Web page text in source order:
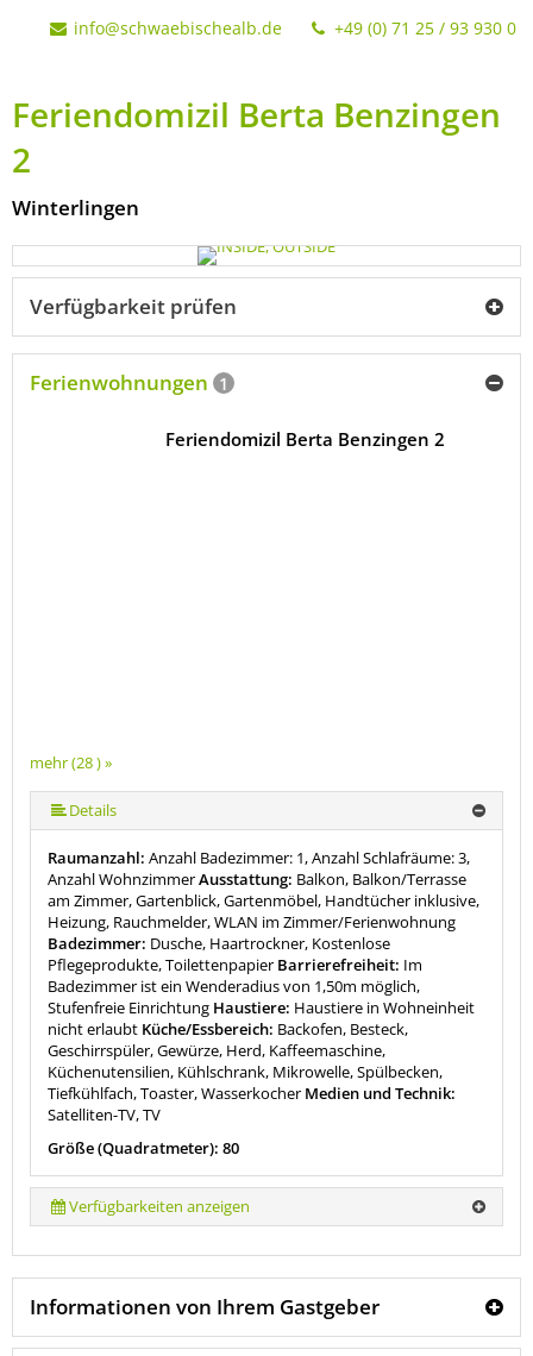
info@schwaebischealb.de +49 (0) 71 25 / 93 930 0
Feriendomizil Berta Benzingen
2
Winterlingen
Verfügbarkeit prüfen
Ferienwohnungen 1
mehr (28 ) »
mehr (28 ) »
mehr (28 ) »
mehr (28 ) »
mehr (28 ) »
mehr (28 ) »
mehr (28 ) »
mehr (28 ) »
mehr (28 ) »
mehr (28 ) »
mehr (28 ) »
mehr (28 ) »
mehr (28 ) »
mehr (28 ) »
mehr (28 ) »
mehr (28 ) »
mehr (28 ) »
mehr (28 ) »
mehr (28 ) »
mehr (28 ) »
mehr (28 ) »
mehr (28 ) »
mehr (28 ) »
mehr (28 ) »
mehr (28 ) »
Feriendomizil Berta Benzingen 2
Details
Raumanzahl: Anzahl Badezimmer: 1, Anzahl Schlafräume: 3,
Anzahl WohnzimmerAusstattung: Balkon, Balkon/Terrasse
am Zimmer, Gartenblick, Gartenmöbel, Handtücher inklusive,
Heizung, Rauchmelder, WLAN im Zimmer/Ferienwohnung
Badezimmer: Dusche, Haartrockner, Kostenlose
Pflegeprodukte, Toilettenpapier Barrierefreiheit: Im
Badezimmer ist ein Wenderadius von 1,50m möglich,
Stufenfreie Einrichtung Haustiere: Haustiere in Wohneinheit
nicht erlaubt Küche/Essbereich: Backofen, Besteck,
Geschirrspüler, Gewürze, Herd, Kaffeemaschine,
Küchenutensilien, Kühlschrank, Mikrowelle, Spülbecken,
Tiefkühlfach, Toaster, Wasserkocher Medien und Technik:
Satelliten-TV, TV
Größe (Quadratmeter): 80
Verfügbarkeiten anzeigen
Informationen von Ihrem Gastgeber